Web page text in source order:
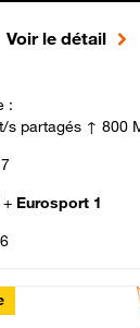
Voir le détail
:
s partagés ↑ 800
+ Eurosport 1